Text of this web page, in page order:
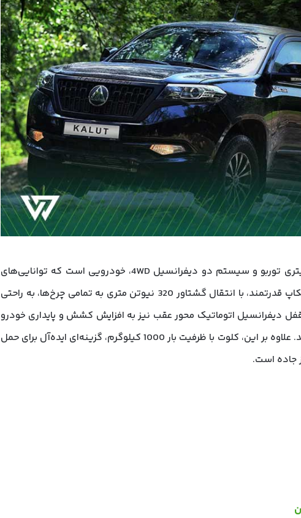
، با پیشرانه 2.4 لیتری توربو و سیستم دو دیفرانسیل 4WD، خودرویی است که توانایی‌های
آفرود خود را به رخ می‌کشد. این پیکاپ قدرتمند، با انتقال گشتاور 320 نیوتن متری به تمامی چرخ‌ها، به راحتی
دیفرانسیل اتوماتیک محور عقب نیز به افزایش کشش و پایداری خودرو
در شرایط سخت کمک شایانی می‌کند. علاوه بر این، کلوت با ظرفیت بار 1000 کیلوگرم، گزینه‌ای ایده‌آل برای حمل
جاده است.